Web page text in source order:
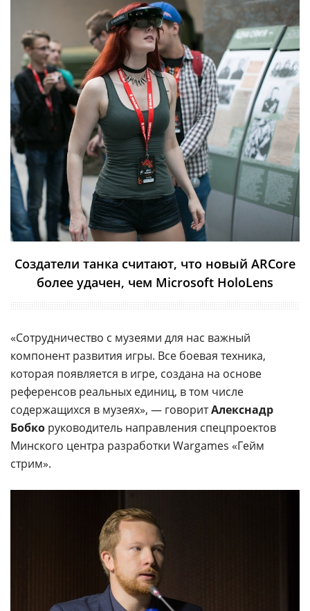
Создатели танка считают, что новый ARCore
более удачен, чем Microsoft HoloLens
«Сотрудничество с музеями для нас важный
компонент развития игры. Все боевая техника,
которая появляется в игре, создана на основе
референсов реальных единиц, в том числе
содержащихся в музеях», — говоритАлекснадр
Бобко руководитель направления спецпроектов
Минского центра разработки Wargames «Гейм
стрим».